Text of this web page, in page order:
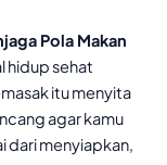
Pola Makan
hidup sehat
itu menyita
agar kamu
dari menyiapkan,